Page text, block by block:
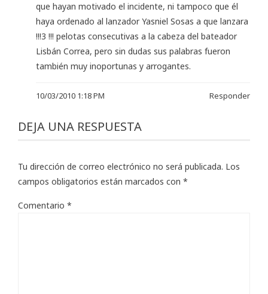
que hayan motivado el incidente, ni tampoco que él
haya ordenado al lanzador Yasniel Sosas a que lanzara
!!!3 !!! pelotas consecutivas a la cabeza del bateador
Lisbán Correa, pero sin dudas sus palabras fueron
también muy inoportunas y arrogantes.
10/03/2010 1:18 PM Responder
DEJA UNA RESPUESTA
Tu dirección de correo electrónico no será publicada. Los
campos obligatorios están marcados con *
Comentario *